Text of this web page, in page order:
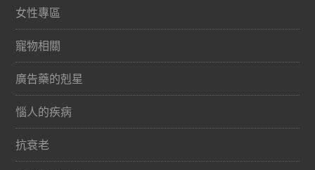
女性專區
寵物相關
廣告藥的剋星
惱人的疾病
抗衰老